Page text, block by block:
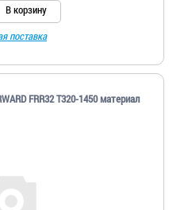
В корзину
поставка
FRR32 T320-1450 материал